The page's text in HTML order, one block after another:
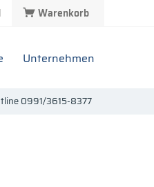
Warenkorb
Unternehmen
0991/3615-8377